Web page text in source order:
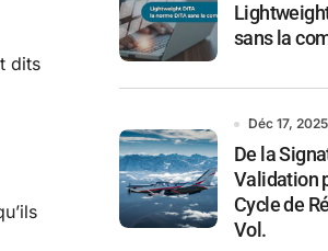
dits
sans la
Déc 17, 2025
De la
Validation
Cycle de
Vol.